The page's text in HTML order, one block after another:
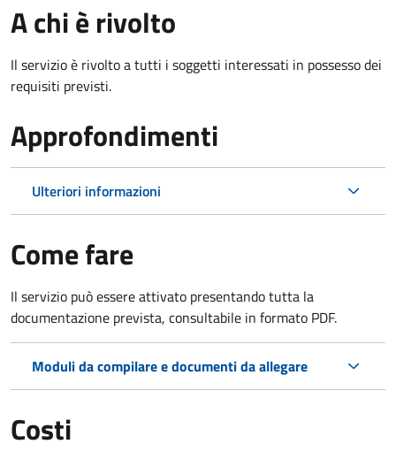
A chi è rivolto
Il servizio è rivolto a tutti i soggetti interessati in possesso dei
requisiti previsti.
Approfondimenti
Ulteriori informazioni
Come fare
Il servizio può essere attivato presentando tutta la
documentazione prevista, consultabile in formato PDF.
Moduli da compilare e documenti da allegare
Costi